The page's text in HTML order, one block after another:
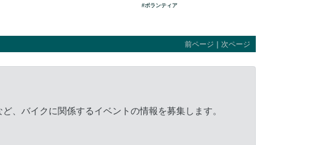
#ボランティア
前ページ ｜ 次ページ
、バイクに関係するイベントの情報を募集します。